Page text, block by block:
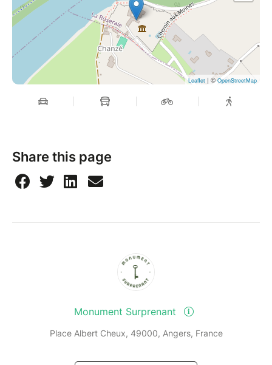
Leaflet | ©OpenStreetMap
Share this page
Monument Surprenant
Place Albert Cheux, 49000, Angers, France